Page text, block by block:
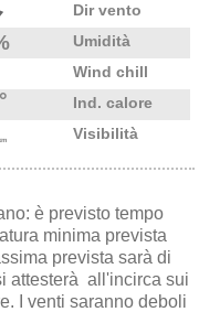
Dir vento
Umidità
Wind chill
Ind. calore
Visibilità
è previsto tempo
minima prevista
prevista sarà di
attesterà all'incirca sui
I venti saranno deboli